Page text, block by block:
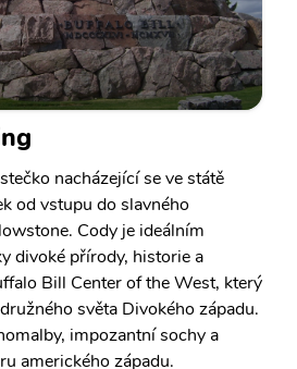
nacházející se ve státě
od vstupu do slavného
Cody je ideálním
divoké přírody, historie a
Bill Center of the West, který
světa Divokého západu.
impozantní sochy a
amerického západu.